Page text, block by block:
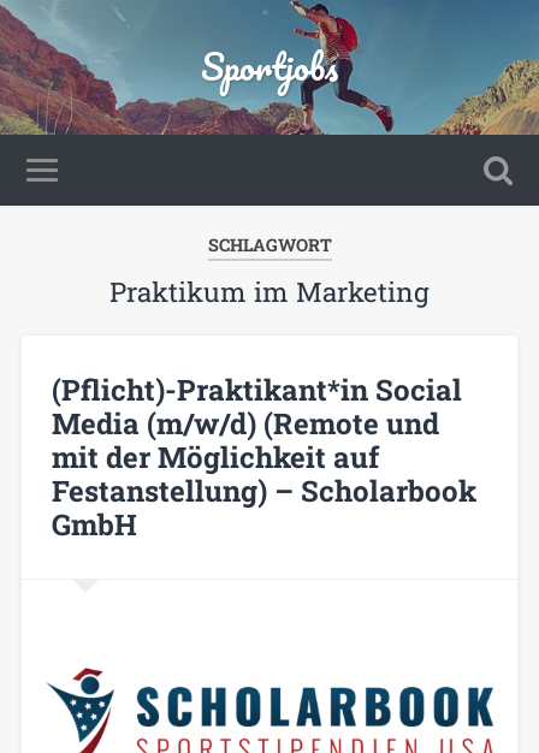
Sportjobs
SCHLAGWORT
Praktikum im Marketing
(Pflicht)-Praktikant*in Social
Media (m/w/d) (Remote und
mit der Möglichkeit auf
Festanstellung) – Scholarbook
GmbH